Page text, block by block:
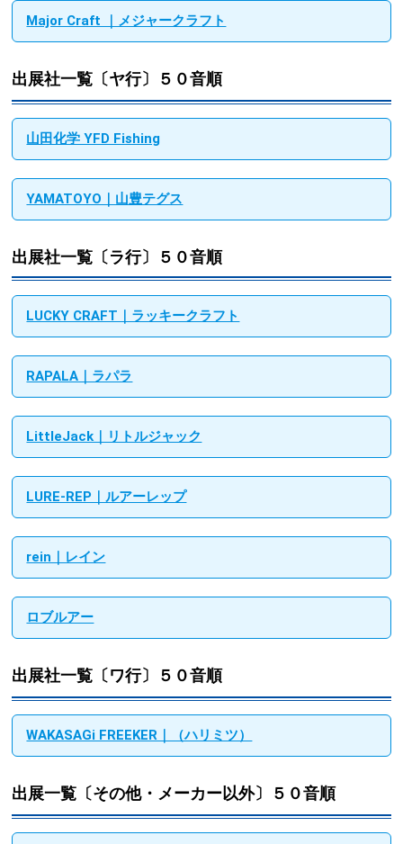
Major Craft ｜メジャークラフト
出展社一覧〔ヤ行〕５０音順
山田化学 YFD Fishing
YAMATOYO｜山豊テグス
出展社一覧〔ラ行〕５０音順
LUCKY CRAFT｜ラッキークラフト
RAPALA｜ラパラ
LittleJack｜リトルジャック
LURE-REP｜ルアーレップ
rein｜レイン
ロブルアー
出展社一覧〔ワ行〕５０音順
WAKASAGi FREEKER｜（ハリミツ）
出展一覧〔その他・メーカー以外〕５０音順